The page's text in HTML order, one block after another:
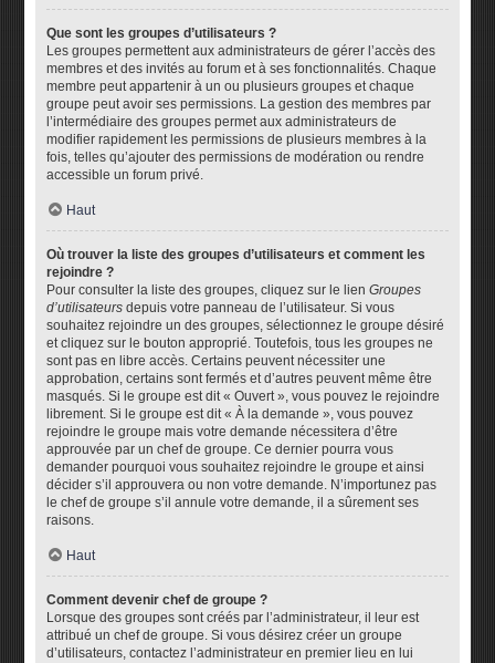
Que sont les groupes d’utilisateurs ?
Les groupes permettent aux administrateurs de gérer l’accès des
membres et des invités au forum et à ses fonctionnalités. Chaque
membre peut appartenir à un ou plusieurs groupes et chaque
groupe peut avoir ses permissions. La gestion des membres par
l’intermédiaire des groupes permet aux administrateurs de
modifier rapidement les permissions de plusieurs membres à la
fois, telles qu’ajouter des permissions de modération ou rendre
accessible un forum privé.
Haut
Où trouver la liste des groupes d’utilisateurs et comment les
rejoindre ?
Pour consulter la liste des groupes, cliquez sur le lienGroupes
d’utilisateurs depuis votre panneau de l’utilisateur. Si vous
souhaitez rejoindre un des groupes, sélectionnez le groupe désiré
et cliquez sur le bouton approprié. Toutefois, tous les groupes ne
sont pas en libre accès. Certains peuvent nécessiter une
approbation, certains sont fermés et d’autres peuvent même être
masqués. Si le groupe est dit « Ouvert », vous pouvez le rejoindre
librement. Si le groupe est dit « À la demande », vous pouvez
rejoindre le groupe mais votre demande nécessitera d’être
approuvée par un chef de groupe. Ce dernier pourra vous
demander pourquoi vous souhaitez rejoindre le groupe et ainsi
décider s’il approuvera ou non votre demande. N’importunez pas
le chef de groupe s’il annule votre demande, il a sûrement ses
raisons.
Haut
Comment devenir chef de groupe ?
Lorsque des groupes sont créés par l’administrateur, il leur est
attribué un chef de groupe. Si vous désirez créer un groupe
d’utilisateurs, contactez l’administrateur en premier lieu en lui